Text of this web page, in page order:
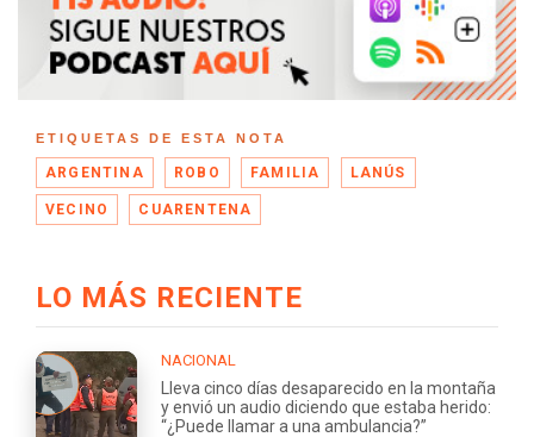
ETIQUETAS DE ESTA NOTA
ARGENTINA ROBO FAMILIA LANÚS
VECINO CUARENTENA
LO MÁS RECIENTE
NACIONAL
Lleva cinco días desaparecido en la montaña
y envió un audio diciendo que estaba herido:
“¿Puede llamar a una ambulancia?”